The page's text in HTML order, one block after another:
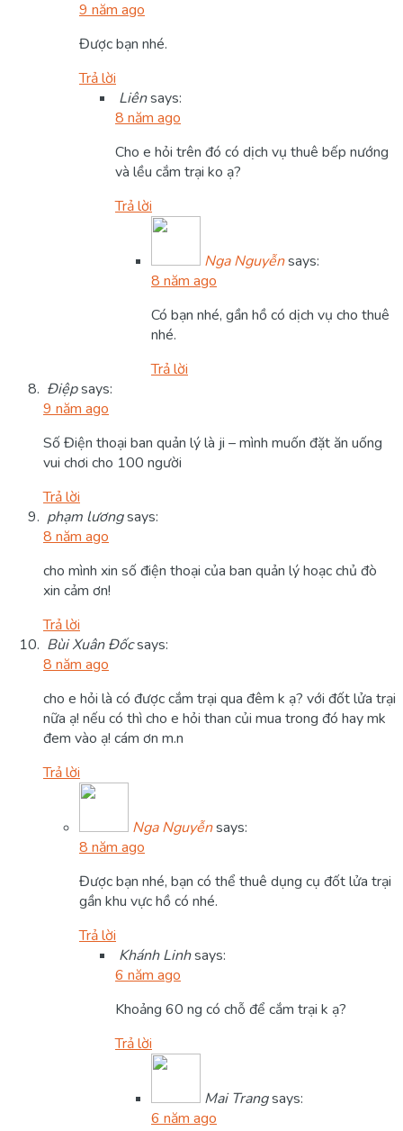
9 năm ago
Được bạn nhé.
Trả lời
Liênsays:
8 năm ago
Cho e hỏi trên đó có dịch vụ thuê bếp nướng
và lều cắm trại ko ạ?
Trả lời
Nga Nguyễnsays:
8 năm ago
Có bạn nhé, gần hồ có dịch vụ cho thuê
nhé.
Trả lời
Điệpsays:
9 năm ago
Số Điện thoại ban quản lý là ji – mình muốn đặt ăn uống
vui chơi cho 100 người
Trả lời
phạm lươngsays:
8 năm ago
cho mình xin số điện thoại của ban quản lý hoạc chủ đò
xin cảm ơn!
Trả lời
Bùi Xuân Đốcsays:
8 năm ago
cho e hỏi là có được cắm trại qua đêm k ạ? với đốt lửa trại
nữa ạ! nếu có thì cho e hỏi than củi mua trong đó hay mk
đem vào ạ! cám ơn m.n
Trả lời
Nga Nguyễnsays:
8 năm ago
Được bạn nhé, bạn có thể thuê dụng cụ đốt lửa trại
gần khu vực hồ có nhé.
Trả lời
Khánh Linhsays:
6 năm ago
Khoảng 60 ng có chỗ để cắm trại k ạ?
Trả lời
Mai Trangsays:
6 năm ago